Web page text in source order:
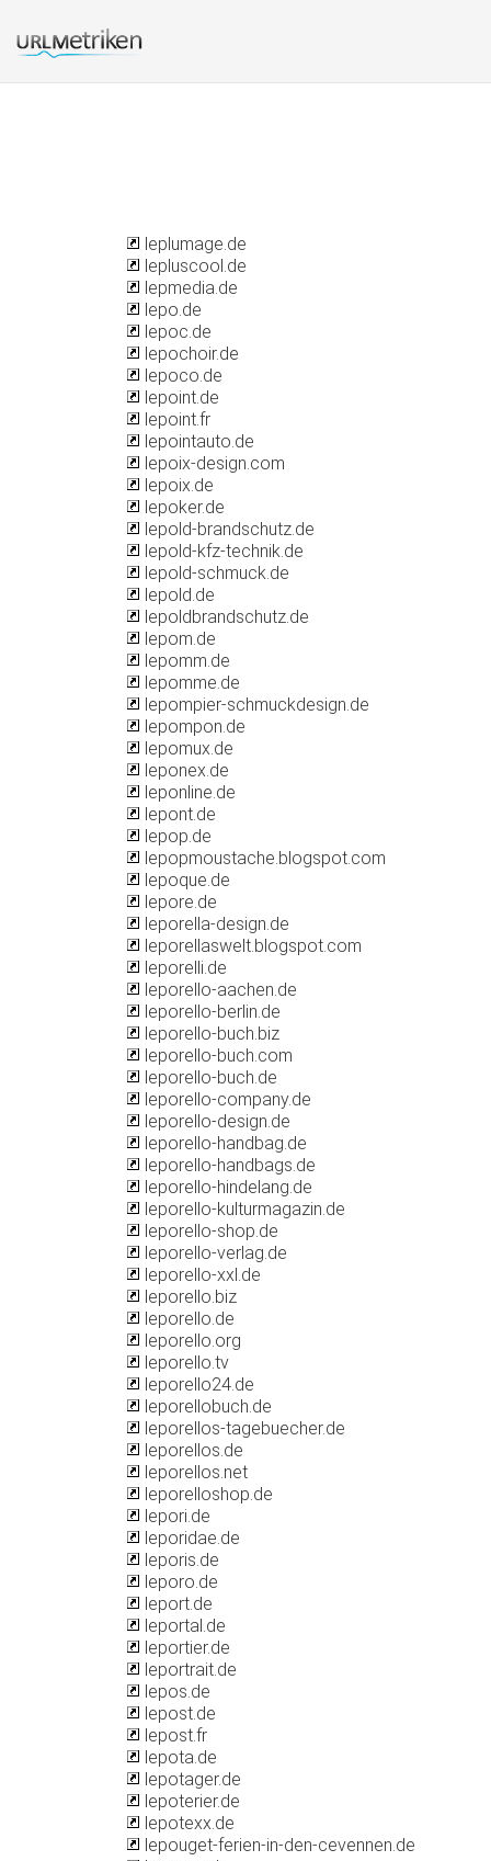
leplumage.de
lepluscool.de
lepmedia.de
lepo.de
lepoc.de
lepochoir.de
lepoco.de
lepoint.de
lepoint.fr
lepointauto.de
lepoix-design.com
lepoix.de
lepoker.de
lepold-brandschutz.de
lepold-kfz-technik.de
lepold-schmuck.de
lepold.de
lepoldbrandschutz.de
lepom.de
lepomm.de
lepomme.de
lepompier-schmuckdesign.de
lepompon.de
lepomux.de
leponex.de
leponline.de
lepont.de
lepop.de
lepopmoustache.blogspot.com
lepoque.de
lepore.de
leporella-design.de
leporellaswelt.blogspot.com
leporelli.de
leporello-aachen.de
leporello-berlin.de
leporello-buch.biz
leporello-buch.com
leporello-buch.de
leporello-company.de
leporello-design.de
leporello-handbag.de
leporello-handbags.de
leporello-hindelang.de
leporello-kulturmagazin.de
leporello-shop.de
leporello-verlag.de
leporello-xxl.de
leporello.biz
leporello.de
leporello.org
leporello.tv
leporello24.de
leporellobuch.de
leporellos-tagebuecher.de
leporellos.de
leporellos.net
leporelloshop.de
lepori.de
leporidae.de
leporis.de
leporo.de
leport.de
leportal.de
leportier.de
leportrait.de
lepos.de
lepost.de
lepost.fr
lepota.de
lepotager.de
lepoterier.de
lepotexx.de
lepouget-ferien-in-den-cevennen.de